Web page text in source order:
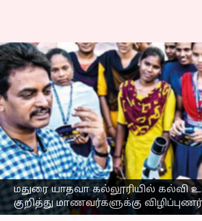
மதுரை யாதவா கல்லூரியில்
குறித்து மாணவர்களுக்கு
மதுரை யாதவா
கல்லூரியில்
உதவித்தொகை
மாணவர்களுக்கு
விழிப்புணர்வு
எழுதியவர் Nivetha P Feb 28, 2023 08:59
செய்தி முன்னோட்டம்